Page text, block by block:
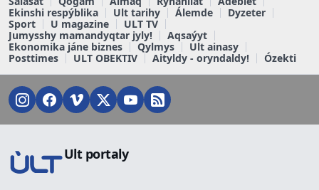
Ekinshi respýblika
Ult tarihy Álemde
Dyzeter
Sport
U magazine
ULT TV
Jumysshy mamandyqtar jyly!
Aqsaýyt
Ekonomika jáne biznes
Qylmys
Ult ainasy
Posttimes
ULT OBEKTIV Aityldy - oryndaldy! Ózekti
Ult portaly